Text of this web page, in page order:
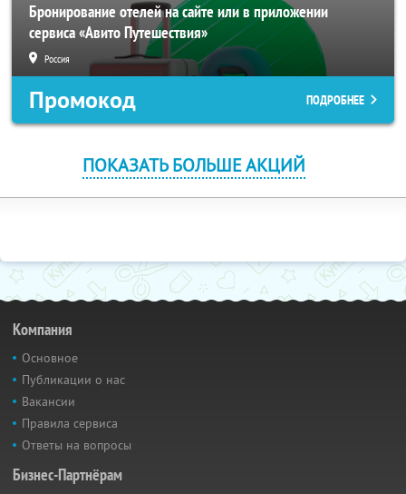
Бронирование отелей на сайте или в приложении
сервиса «Авито Путешествия»
Россия
Промокод ПОДРОБНЕЕ
ПОКАЗАТЬ БОЛЬШЕ АКЦИЙ
Компания
Основное
Публикации о нас
Вакансии
Правила сервиса
Ответы на вопросы
Бизнес-Партнёрам